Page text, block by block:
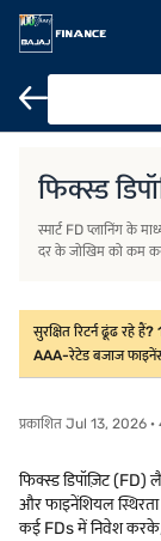
फिक्स्ड
स्मार्ट FD प्लानिंग के
दर के जोखिम को कम
सुरक्षित रिटर्न ढूंढ रहे
AAA-रेटेड बजाज
प्रकाशित Jul 13, 2026 ·
फिक्स्ड डिपॉज़िट (FD)
और फाइनेंशियल
कई FDs में निवेश करके,